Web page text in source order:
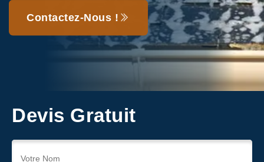
Contactez-Nous !
Devis Gratuit